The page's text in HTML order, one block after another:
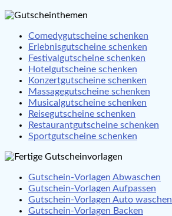
Comedygutscheine schenken
Erlebnisgutscheine schenken
Festivalgutscheine schenken
Hotelgutscheine schenken
Konzertgutscheine schenken
Massagegutscheine schenken
Musicalgutscheine schenken
Reisegutscheine schenken
Restaurantgutscheine schenken
Sportgutscheine schenken
Gutschein-Vorlagen Abwaschen
Gutschein-Vorlagen Aufpassen
Gutschein-Vorlagen Auto waschen
Gutschein-Vorlagen Backen